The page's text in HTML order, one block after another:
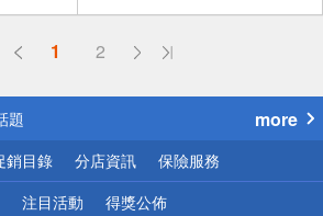
1 2
區配送
告
題
惠
區配送
頁！請小心！
more
銷目錄 分店資訊 保險服務
注目活動 得獎公佈